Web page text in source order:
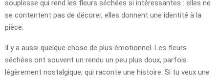
souplesse qui rend les fleurs séchées si intéressantes : elles ne
se contentent pas de décorer, elles donnent une identité à la
pièce.
Il y a aussi quelque chose de plus émotionnel. Les fleurs
séchées ont souvent un rendu un peu plus doux, parfois
légèrement nostalgique, qui raconte une histoire. Si tu veux une